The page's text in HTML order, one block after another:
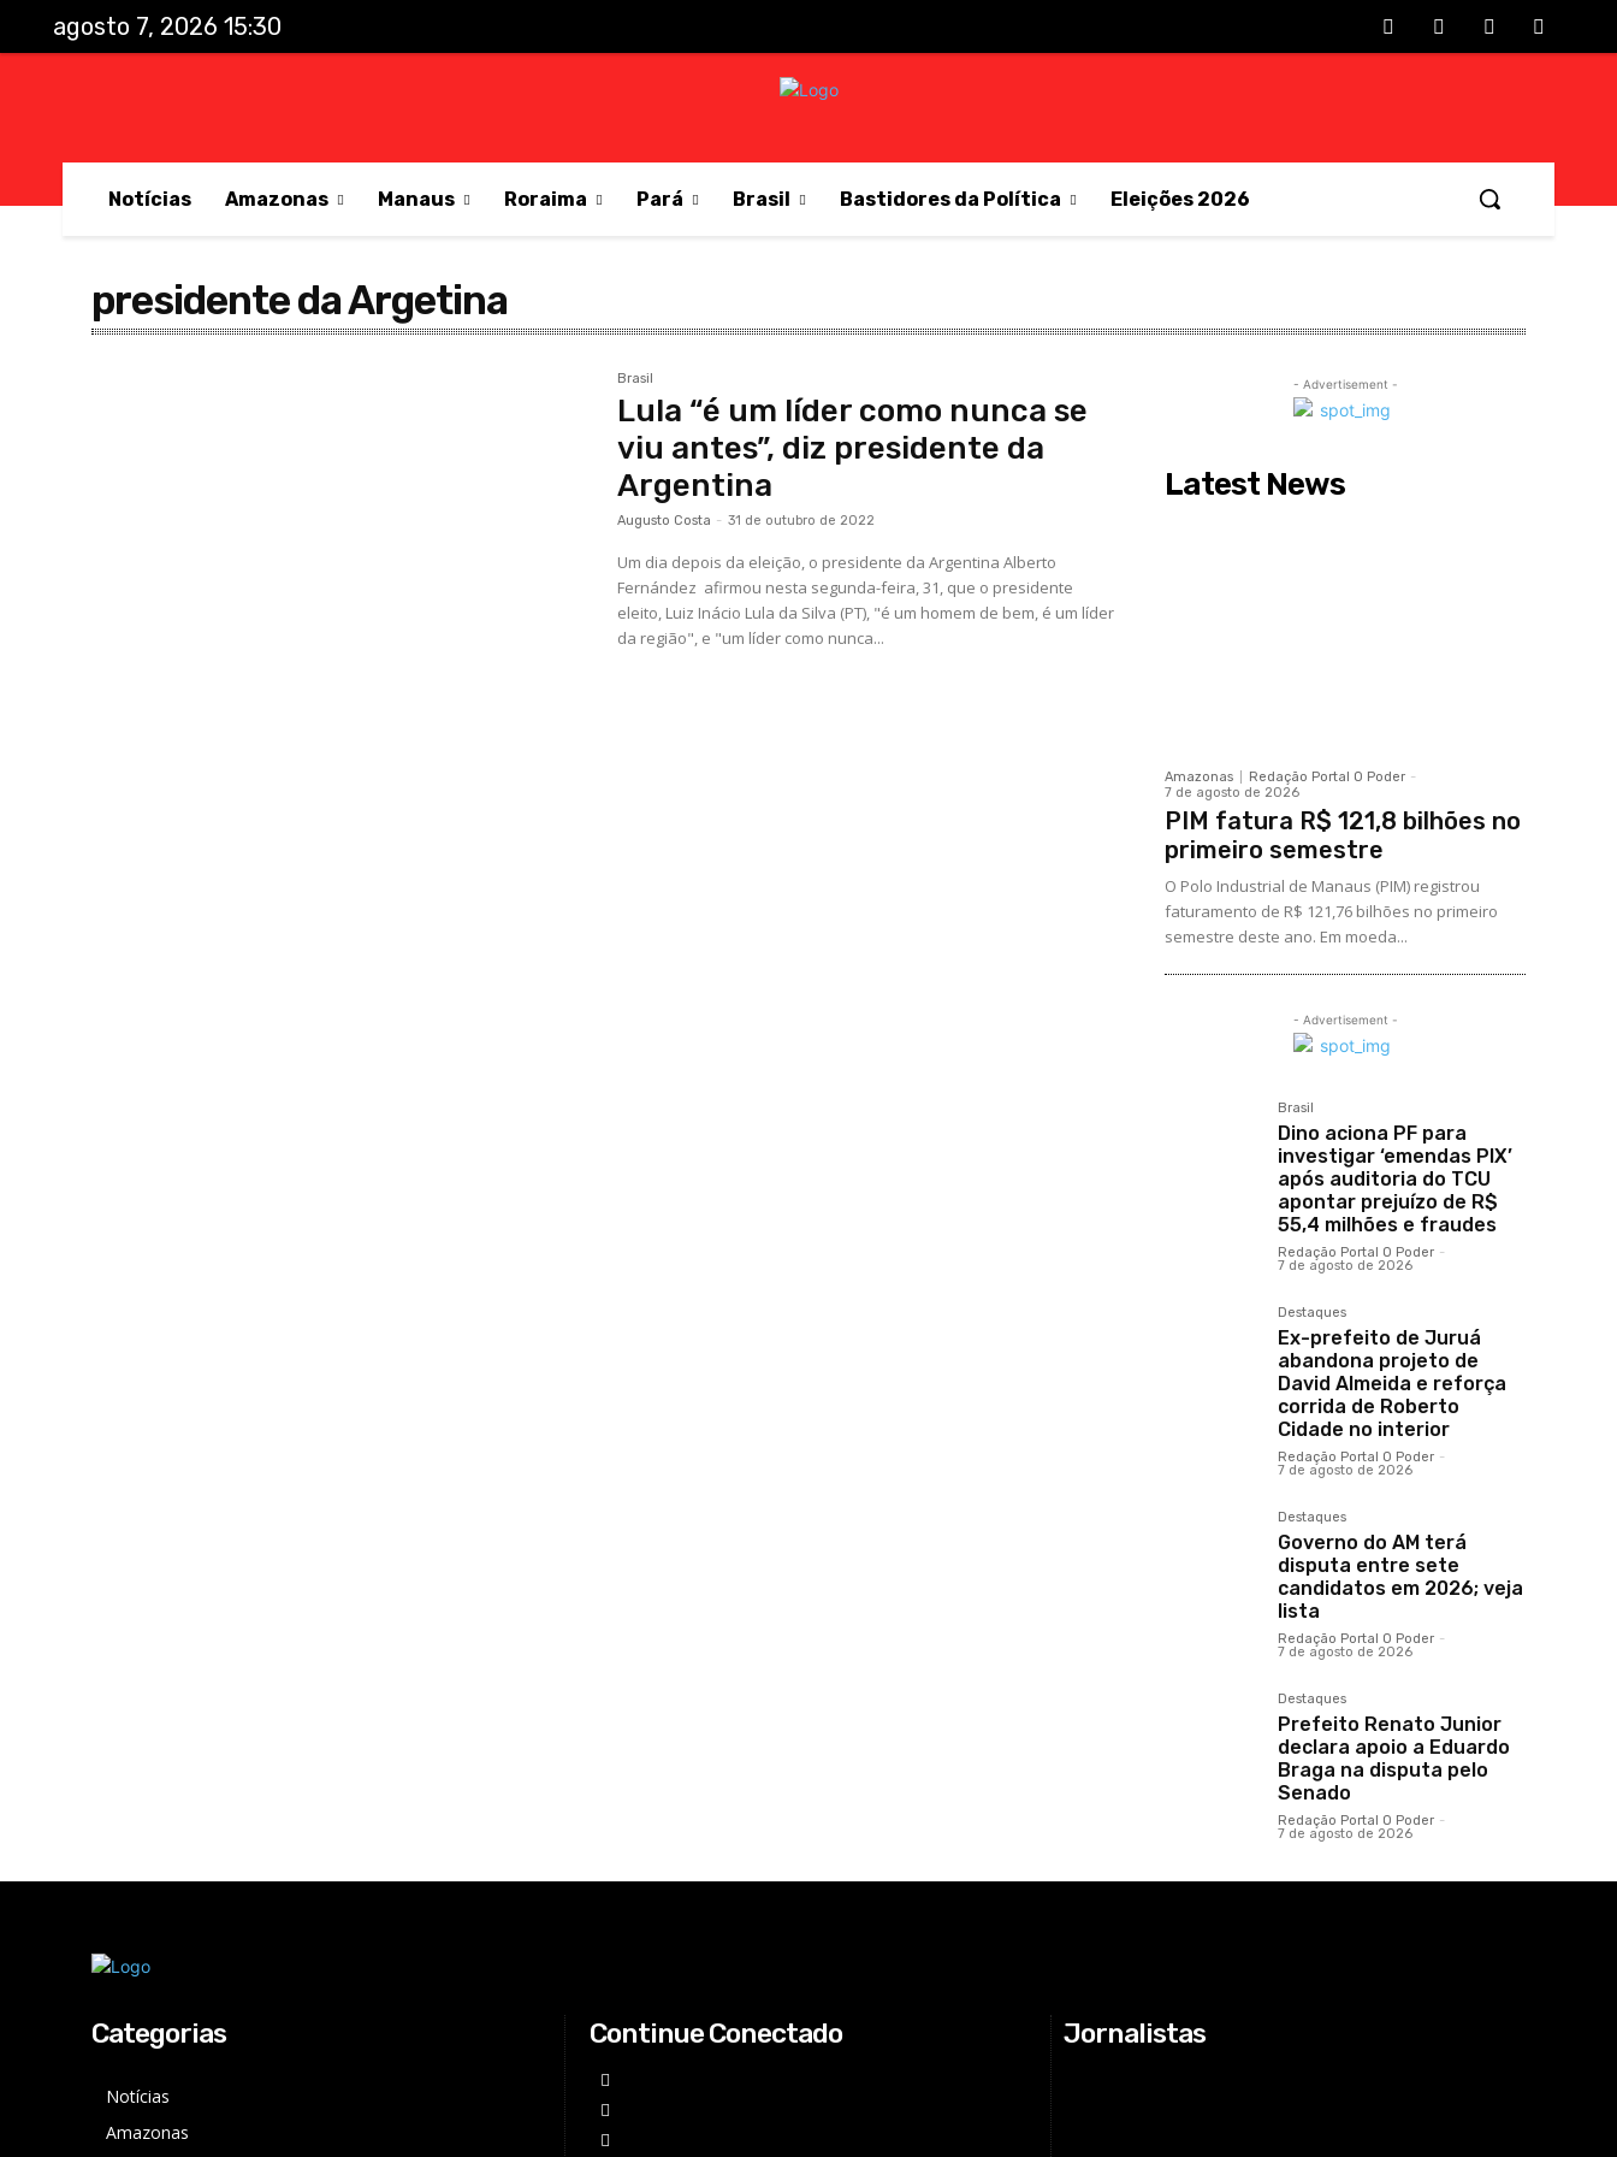
agosto 7, 2026 15:30
Notícias Amazonas Manaus Roraima Pará Brasil Bastidores da Política Eleições 2026
presidente da Argetina
Brasil
Lula “é um líder como nunca se
viu antes”, diz presidente da
Argentina
Augusto Costa - 31 de outubro de 2022
Um dia depois da eleição, o presidente da Argentina Alberto
Fernández afirmou nesta segunda-feira, 31, que o presidente
eleito, Luiz Inácio Lula da Silva (PT), "é um homem de bem, é um líder
da região", e "um líder como nunca...
- Advertisement -
Latest News
Amazonas Redação Portal O Poder -
7 de agosto de 2026
PIM fatura R$ 121,8 bilhões no
primeiro semestre
O Polo Industrial de Manaus (PIM) registrou
faturamento de R$ 121,76 bilhões no primeiro
semestre deste ano. Em moeda...
- Advertisement -
Brasil
Dino aciona PF para
investigar ‘emendas PIX’
após auditoria do TCU
apontar prejuízo de R$
55,4 milhões e fraudes
Redação Portal O Poder -
7 de agosto de 2026
Destaques
Ex-prefeito de Juruá
abandona projeto de
David Almeida e reforça
corrida de Roberto
Cidade no interior
Redação Portal O Poder -
7 de agosto de 2026
Destaques
Governo do AM terá
disputa entre sete
candidatos em 2026; veja
lista
Redação Portal O Poder -
7 de agosto de 2026
Destaques
Prefeito Renato Junior
declara apoio a Eduardo
Braga na disputa pelo
Senado
Redação Portal O Poder -
7 de agosto de 2026
Categorias
Notícias
Amazonas
Continue Conectado Jornalistas